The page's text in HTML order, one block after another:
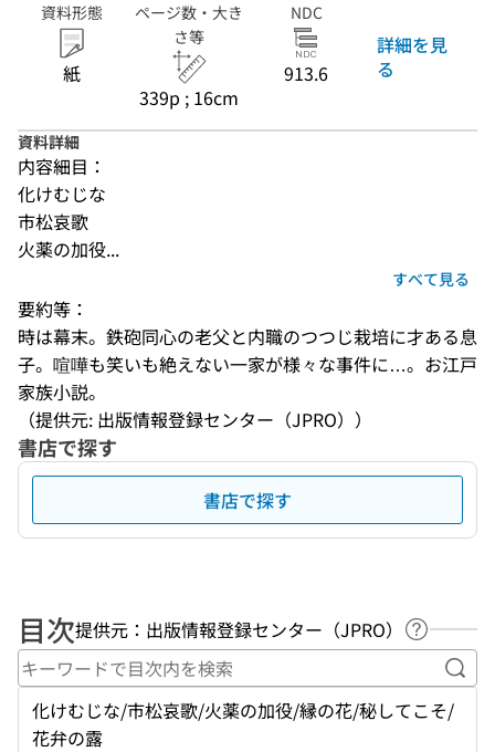
資料形態
紙
ページ数・大き
さ等
339p ; 16cm
NDC
913.6
詳細を見
る
資料詳細
内容細目：
化けむじな
市松哀歌
火薬の加役...
すべて見る
要約等：
時は幕末。鉄砲同心の老父と内職のつつじ栽培に才ある息
子。喧嘩も笑いも絶えない一家が様々な事件に…。お江戸
家族小説。
（提供元: 出版情報登録センター（JPRO））
書店で探す
書店で探す
目次提供元：出版情報登録センター（JPRO）
ヘルプペ
キ
化けむじな/市松哀歌/火薬の加役/縁の花/秘してこそ/
花弁の露